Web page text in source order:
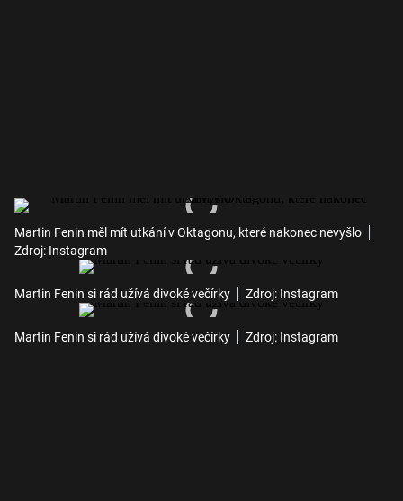
Martin Fenin měl mít utkání v Oktagonu, které nakonec nevyšlo
Zdroj: Instagram
Martin Fenin si rád užívá divoké večírky Zdroj: Instagram
Martin Fenin si rád užívá divoké večírky Zdroj: Instagram